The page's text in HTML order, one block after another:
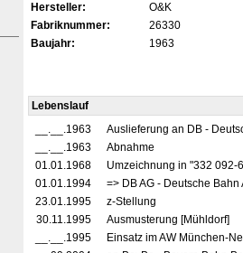
Hersteller:
O&K
Fabriknummer:
26330
Baujahr:
1963
Lebenslauf
__.__.1963
Auslieferung an DB -
__.__.1963
Abnahme
01.01.1968
Umzeichnung in "332 092-
01.01.1994
=> DB AG - Deutsche
23.01.1995
z-Stellung
30.11.1995
Ausmusterung [Mühldorf]
__.__.1995
Einsatz im AW München-